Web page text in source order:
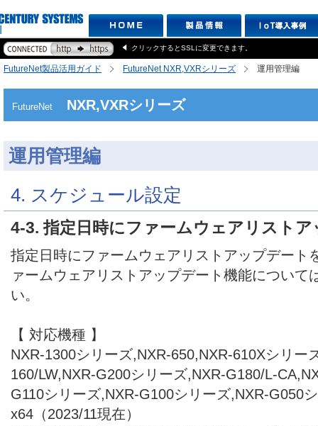
クリックするとSSLに変更できます。
FutureNet製品活用ガイド FutureNet NXR,VXRシリーズ 運用管理編
FutureNet NXR,VXRシリーズ
運用管理編
4. スケジュール設定
4-3. 指定日時にファームウェアリスト
指定日時にファームウェアリストアップデート
ァームウェアリストアップデート機能について
い。
【 対応機種 】
NXR-1300シリーズ,NXR-650,NXR-610Xシリー
160/LW,NXR-G200シリーズ,NXR-G180/L-
G110シリーズ,NXR-G100シリーズ,NXR-G050
x64（2023/11現在）